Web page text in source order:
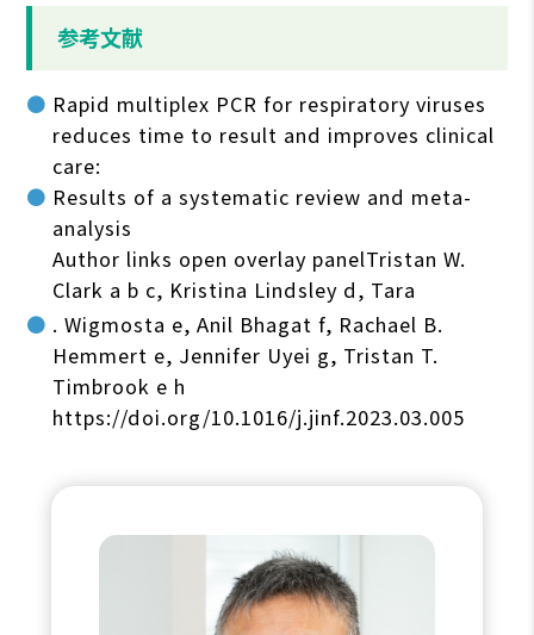
参考文献
Rapid multiplex PCR for respiratory viruses
reduces time to result and improves clinical
care:
Results of a systematic review and meta-
analysis
Author links open overlay panelTristan W.
Clark a b c, Kristina Lindsley d, Tara
. Wigmosta e, Anil Bhagat f, Rachael B.
Hemmert e, Jennifer Uyei g, Tristan T.
Timbrook e h
https://doi.org/10.1016/j.jinf.2023.03.005